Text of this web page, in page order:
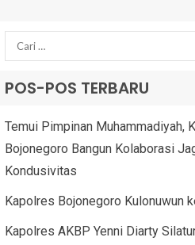
POS-POS TERBARU
Temui Pimpinan Muhammadiyah,
Bojonegoro Bangun Kolaborasi
Kondusivitas
Kapolres Bojonegoro Kulonuwun
Kapolres AKBP Yenni Diarty